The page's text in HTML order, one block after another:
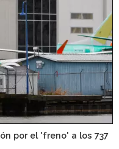
por el 'freno' a los 737